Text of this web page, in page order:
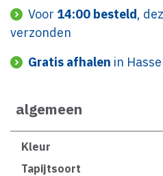
Voor 14:00 besteld,
verzonden
Gratis afhalen in
algemeen
Kleur
Tapijtsoort